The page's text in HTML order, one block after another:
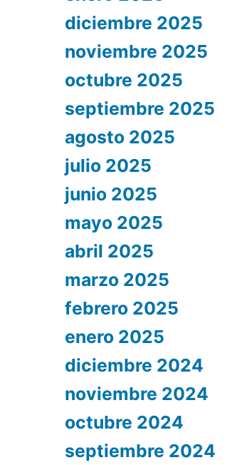
diciembre 2025
noviembre 2025
octubre 2025
septiembre 2025
agosto 2025
julio 2025
junio 2025
mayo 2025
abril 2025
marzo 2025
febrero 2025
enero 2025
diciembre 2024
noviembre 2024
octubre 2024
septiembre 2024